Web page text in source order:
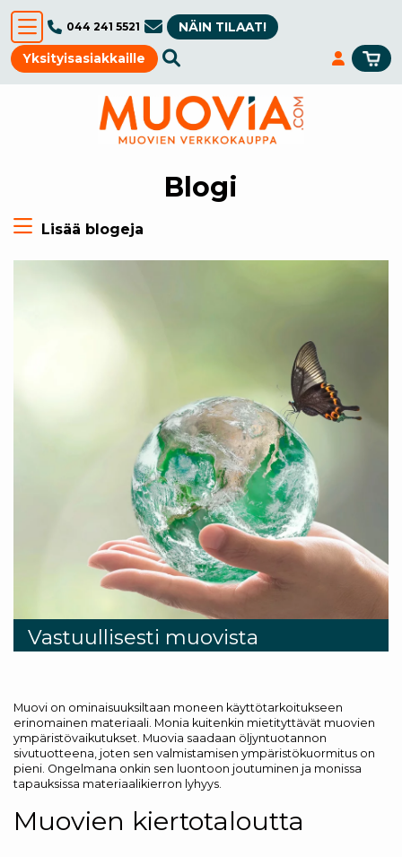
044 241 5521 NÄIN TILAAT!
Yksityisasiakkaille
Blogi
Lisää blogeja
Vastuullisesti muovista
Muovi on ominaisuuksiltaan moneen käyttötarkoitukseen
erinomainen materiaali. Monia kuitenkin mietityttävät muovien
ympäristövaikutukset. Muovia saadaan öljyntuotannon
sivutuotteena, joten sen valmistamisen ympäristökuormitus on
pieni. Ongelmana onkin sen luontoon joutuminen ja monissa
tapauksissa materiaalikierron lyhyys.
Muovien kiertotaloutta